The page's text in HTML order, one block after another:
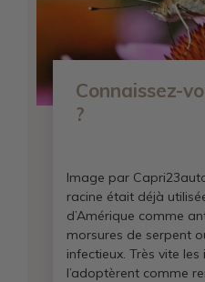
Connaissez-
?
Image par
racine était déjà
d’Amérique comme
morsures de serpent
infectieux. Très vite
l’adoptèrent comme